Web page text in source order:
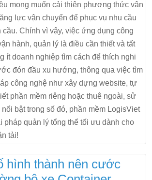
mong muốn cải thiện phương thức vận
lực vận chuyển để phục vụ nhu cầu
cầu. Chính vì vậy, việc ứng dụng công
hành, quản lý là điều cần thiết và tất
ít doanh nghiệp tìm cách để thích nghi
đón đầu xu hướng, thông qua việc tìm
công nghệ như xây dựng website, tự
phần mềm riêng hoặc thuê ngoài, sử
bật trong số đó, phần mềm LogisViet
pháp quản lý tổng thể tối ưu dành cho
tải!
hình thành nên cước